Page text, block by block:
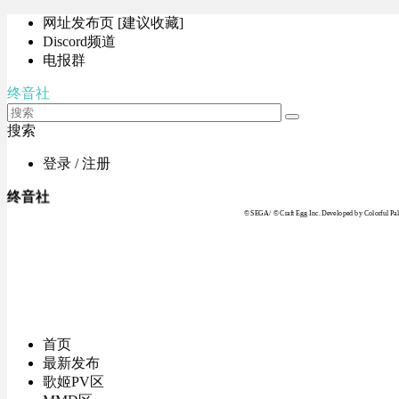
网址发布页 [建议收藏]
Discord频道
电报群
终音社
搜索
登录 / 注册
终音社
© SEGA / © Craft Egg Inc. Developed by Colorful
首页
最新发布
歌姬PV区